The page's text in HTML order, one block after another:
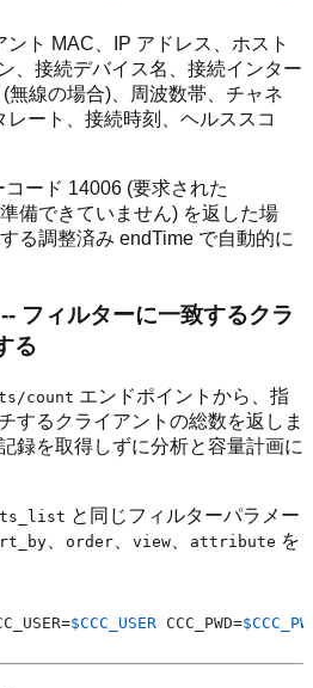
ント MAC、IP アドレス、ホスト
、接続デバイス名、接続インター
無線の場合)、周波数帯、チャネ
ート、接続時刻、ヘルススコ
ード 14006 (要求された
備できていません) を返した場
る調整済み endTime で自動的に
-- フィルターに一致するクラ
る
count エンドポイントから、指
するクライアントの総数を返しま
録を取得しずに分析と容量計画に
と同じフィルターパラメー
order view attribute を
$CCC_USER CCC_PWD=